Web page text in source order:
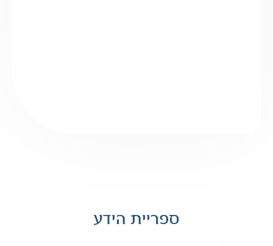
ספריית הידע